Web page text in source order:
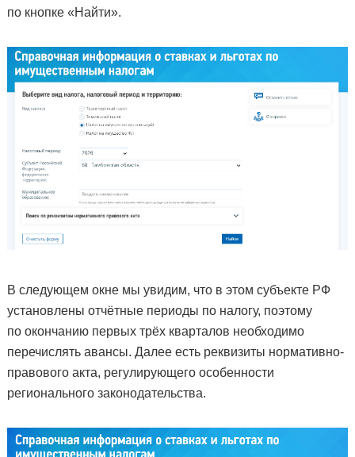
по кнопке «Найти».
В следующем окне мы увидим, что в этом субъекте РФ
установлены отчётные периоды по налогу, поэтому
по окончанию первых трёх кварталов необходимо
перечислять авансы. Далее есть реквизиты нормативно-
правового акта, регулирующего особенности
регионального законодательства.